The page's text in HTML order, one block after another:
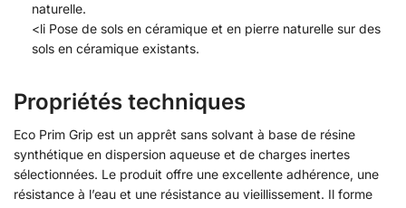
naturelle.
<li Pose de sols en céramique et en pierre naturelle sur des
sols en céramique existants.
Propriétés techniques
Eco Prim Grip est un apprêt sans solvant à base de résine
synthétique en dispersion aqueuse et de charges inertes
sélectionnées. Le produit offre une excellente adhérence, une
résistance à l’eau et une résistance au vieillissement. Il forme